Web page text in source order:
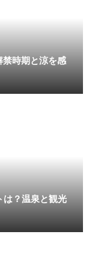
時期と涼を感
は？温泉と観光